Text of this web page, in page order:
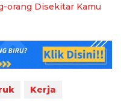
orang Disekitar Kamu
Kerja